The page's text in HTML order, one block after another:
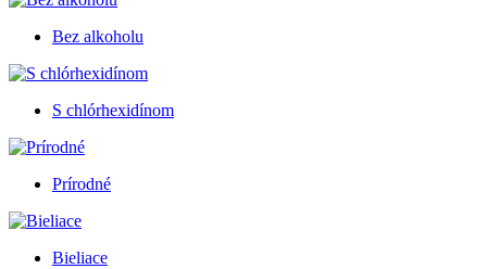
Bez alkoholu
S chlórhexidínom
Prírodné
Bieliace